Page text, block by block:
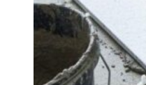
Mã số thuế:
Số nhà NV37,
Nội, Việt Nam